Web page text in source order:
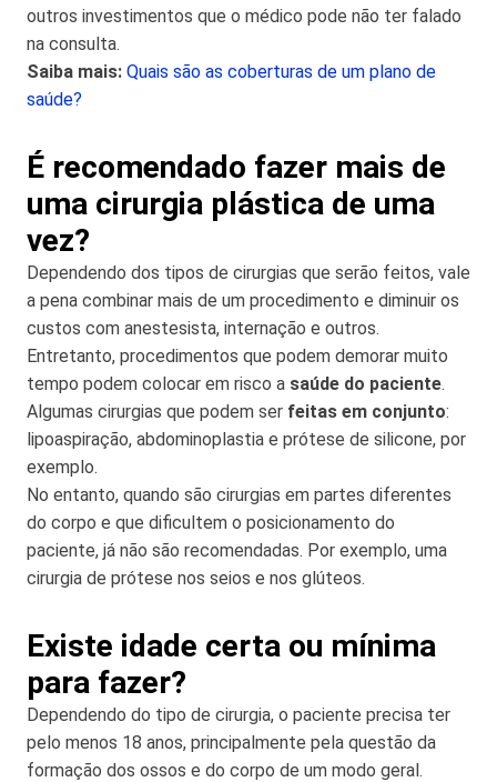
outros investimentos que o médico pode não ter falado
na consulta.
Saiba mais: Quais são as coberturas de um plano de
saúde?
É recomendado fazer mais de
uma cirurgia plástica de uma
vez?
Dependendo dos tipos de cirurgias que serão feitos, vale
a pena combinar mais de um procedimento e diminuir os
custos com anestesista, internação e outros.
Entretanto, procedimentos que podem demorar muito
tempo podem colocar em risco a saúde do paciente.
Algumas cirurgias que podem ser feitas em conjunto:
lipoaspiração, abdominoplastia e prótese de silicone, por
exemplo.
No entanto, quando são cirurgias em partes diferentes
do corpo e que dificultem o posicionamento do
paciente, já não são recomendadas. Por exemplo, uma
cirurgia de prótese nos seios e nos glúteos.
Existe idade certa ou mínima
para fazer?
Dependendo do tipo de cirurgia, o paciente precisa ter
pelo menos 18 anos, principalmente pela questão da
formação dos ossos e do corpo de um modo geral.